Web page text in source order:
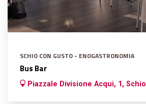
SCHIO CON GUSTO - ENOGASTRONOMIA
Bus Bar
Piazzale Divisione Acqui, 1, Schio